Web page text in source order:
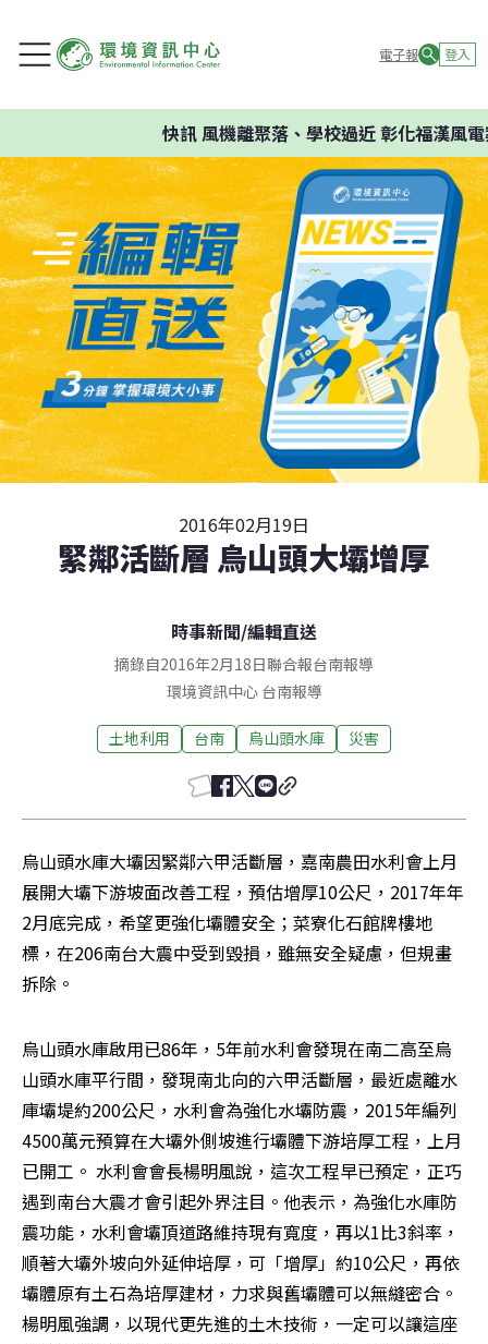
電子報 登入
快訊風機離聚落、學校過近 彰化福漢風電
2016年02月19日
緊鄰活斷層 烏山頭大壩增厚
時事新聞/編輯直送
摘錄自2016年2月18日聯合報台南報導
環境資訊中心 台南報導
土地利用 台南 烏山頭水庫 災害
烏山頭水庫大壩因緊鄰六甲活斷層，嘉南農田水利會上月
展開大壩下游坡面改善工程，預估增厚10公尺，2017年年
2月底完成，希望更強化壩體安全；菜寮化石館牌樓地
標，在206南台大震中受到毀損，雖無安全疑慮，但規畫
拆除。
烏山頭水庫啟用已86年，5年前水利會發現在南二高至烏
山頭水庫平行間，發現南北向的六甲活斷層，最近處離水
庫壩堤約200公尺，水利會為強化水壩防震，2015年編列
4500萬元預算在大壩外側坡進行壩體下游培厚工程，上月
已開工。 水利會會長楊明風說，這次工程早已預定，正巧
遇到南台大震才會引起外界注目。他表示，為強化水庫防
震功能，水利會壩頂道路維持現有寬度，再以1比3斜率，
順著大壩外坡向外延伸培厚，可「增厚」約10公尺，再依
壩體原有土石為培厚建材，力求與舊壩體可以無縫密合。
楊明風強調，以現代更先進的土木技術，一定可以讓這座